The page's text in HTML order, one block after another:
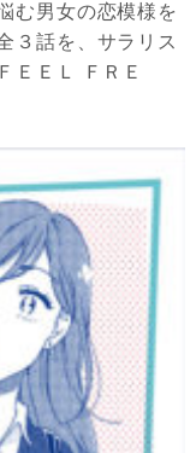
む男女の恋模様を
３話を、サラリス
ＥＥＬ ＦＲＥ